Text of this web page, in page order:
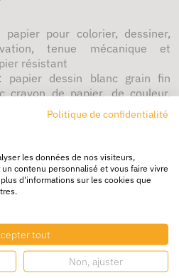
pour colorier, dessiner,
tenue mécanique et
résistant
dessin blanc grain fin
crayon de papier, de couleur,
jaunissement du papier
: décalquer des contrastes
au crayon de papier ou
à conserver dans un
de bureau à petit prix
de travail ?
tout pour organiser les bureaux
?
Politique de confidentialité
les données de nos visiteurs,
contenu personnalisé et vous faire vivre
d'informations sur les cookies que
tout
Non, ajuster